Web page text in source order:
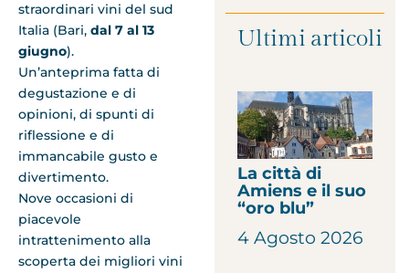
straordinari vini del sud
Italia (Bari, dal 7 al 13
giugno).
Un’anteprima fatta di
degustazione e di
opinioni, di spunti di
riflessione e di
immancabile gusto e
divertimento.
Nove occasioni di
piacevole
intrattenimento alla
scoperta dei migliori vini
Ultimi articoli
La città di
Amiens e il suo
“oro blu”
4 Agosto 2026